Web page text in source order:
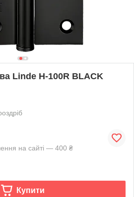
Linde H-100R BLACK
на сайті — 400 ₴
Купити